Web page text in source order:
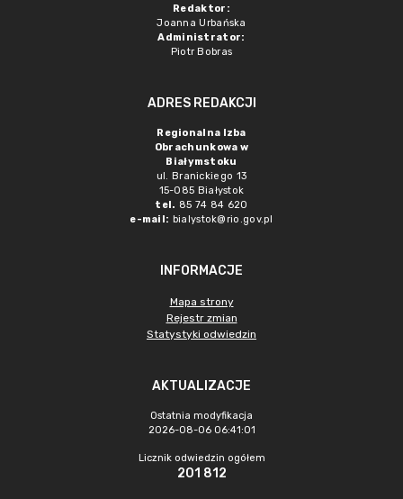
Redaktor:
Joanna Urbańska
Administrator:
Piotr Bobras
ADRES REDAKCJI
Regionalna Izba
Obrachunkowa w
Białymstoku
ul. Branickiego 13
15-085 Białystok
tel. 85 74 84 620
e-mail: bialystok@rio.gov.pl
INFORMACJE
Mapa strony
Rejestr zmian
Statystyki odwiedzin
AKTUALIZACJE
Ostatnia modyfikacja
2026-08-06 06:41:01
Licznik odwiedzin ogółem
201 812